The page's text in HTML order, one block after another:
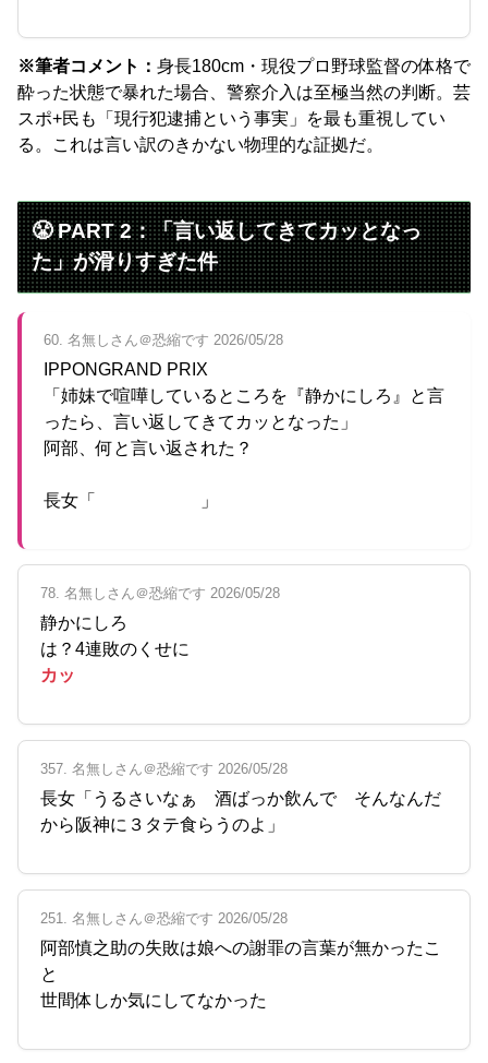
※筆者コメント： 身長180cm・現役プロ野球監督の体格で
酔った状態で暴れた場合、警察介入は至極当然の判断。芸
スポ+民も「現行犯逮捕という事実」を最も重視してい
る。これは言い訳のきかない物理的な証拠だ。
😤 PART 2：「言い返してきてカッとなっ
た」が滑りすぎた件
60. 名無しさん＠恐縮です 2026/05/28
IPPONGRAND PRIX
「姉妹で喧嘩しているところを『静かにしろ』と言
ったら、言い返してきてカッとなった」
阿部、何と言い返された？
長女「 」
78. 名無しさん＠恐縮です 2026/05/28
静かにしろ
は？4連敗のくせに
カッ
357. 名無しさん＠恐縮です 2026/05/28
長女「うるさいなぁ 酒ばっか飲んで そんなんだ
から阪神に３タテ食らうのよ」
251. 名無しさん＠恐縮です 2026/05/28
阿部慎之助の失敗は娘への謝罪の言葉が無かったこ
と
世間体しか気にしてなかった